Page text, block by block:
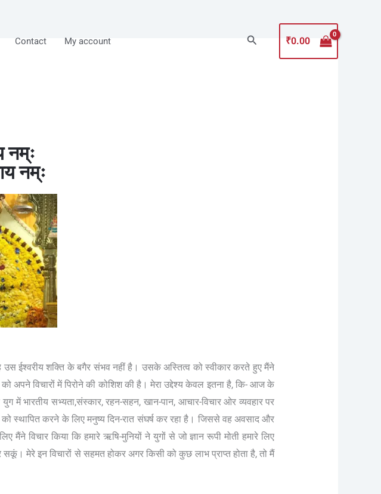
Contact My account Search ₹0.00
नम्ः
नम्ः
उस ईश्वरीय शक्ति के बगैर संभव नहीं है। उसके अस्तित्व को स्वीकार करते हुए मैंने
अपने विचारों में पिरोने की कोशिश की है। मेरा उद्देश्य केवल इतना है, कि- आज के
भारतीय सभ्यता,संस्कार, रहन-सहन, खान-पान, आचार-विचार ओर व्यवहार पर
स्थापित करने के लिए मनुष्य दिन-रात संघर्ष कर रहा है। जिससे वह अवसाद और
विचार किया कि हमारे ऋषि-मुनियों ने युगों से जो ज्ञान रूपी मोती हमारे लिए
मेरे इन विचारों से सहमत होकर अगर किसी को कुछ लाभ प्राप्त होता है, तो मैं